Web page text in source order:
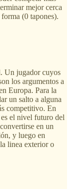
mejor cerca
(0 tapones).
Un jugador cuyos
los argumentos a
Europa. Para la
un salto a alguna
competitivo. En
el nivel futuro del
en un
y luego en
linea exterior o